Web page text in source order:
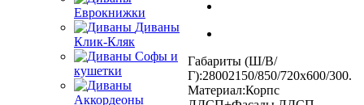
Еврокнижки
Диваны
Клик-Кляк
Софы и
кушетки
Аккордеоны
Габариты (Ш/В/
Г):28002150/850/720х600/300.
Материал:Корпс